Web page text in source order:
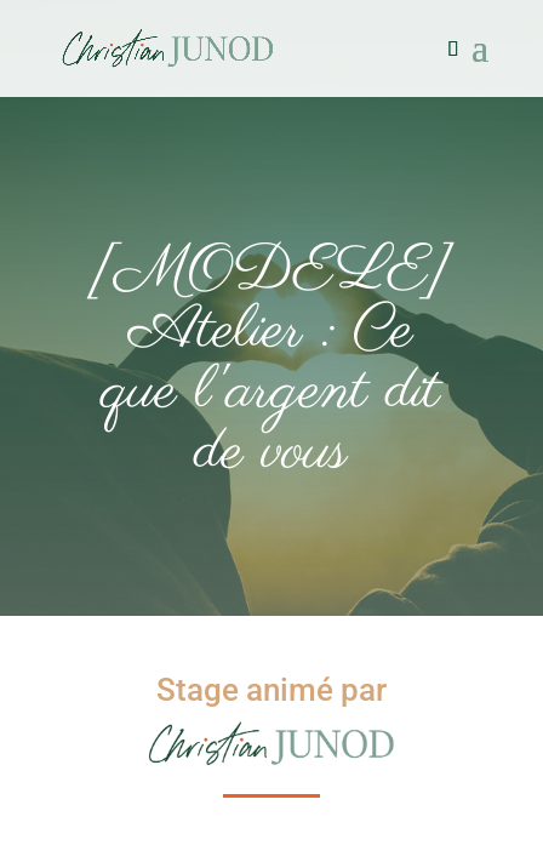
[MODELE]
Atelier : Ce
que l'argent dit
de vous
Stage animé par